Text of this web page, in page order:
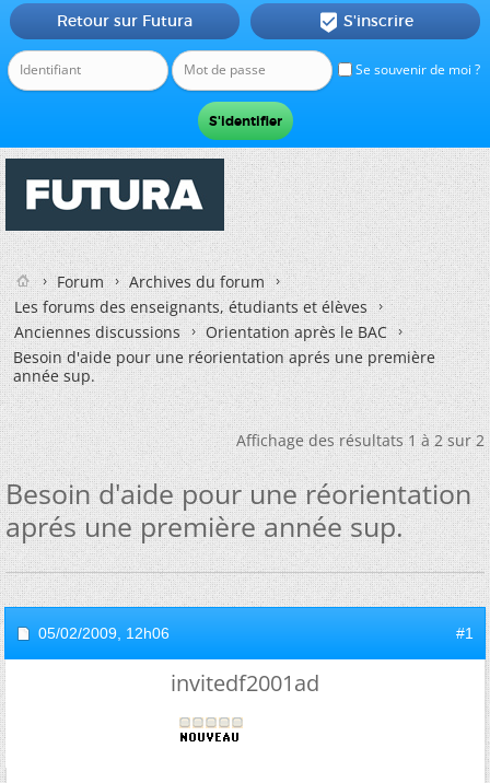
Se souvenir de moi ?
Retour sur Futura  S'inscrire
Forum
Archives du forum
Les forums des enseignants, étudiants et élèves
Anciennes discussions
Orientation après le BAC
Besoin d'aide pour une réorientation aprés une première
année sup.
Affichage des résultats 1 à 2 sur 2
Besoin d'aide pour une réorientation
aprés une première année sup.
05/02/2009, 12h06 #1
invitedf2001ad